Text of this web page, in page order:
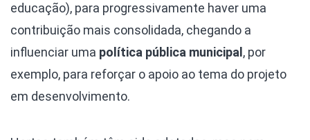
educação), para progressivamente haver uma
contribuição mais consolidada, chegando a
influenciar uma política pública municipal , por
exemplo, para reforçar o apoio ao tema do projeto
em desenvolvimento.